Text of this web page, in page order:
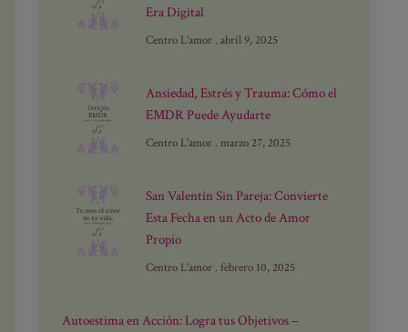
Era Digital
Centro L'amor abril 9, 2025
Ansiedad, Estrés y Trauma: Cómo el
EMDR Puede Ayudarte
Centro L'amor marzo 27, 2025
San Valentín Sin Pareja: Convierte
Esta Fecha en un Acto de Amor
Propio
Centro L'amor febrero 10, 2025
Autoestima en Acción: Logra tus Objetivos –